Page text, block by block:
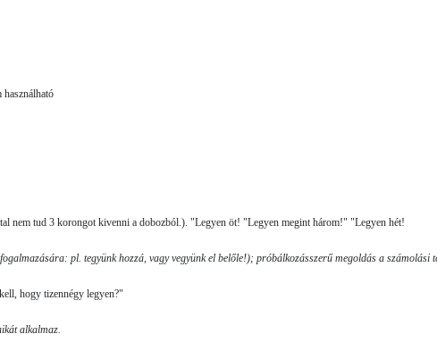
használható
nem tud 3 korongot kiven­ni a dobozból.). "Legyen öt! "Legyen megint három!" "Legyen hét!
pl. tegyünk hozzá, vagy vegyünk el belőle!); próbálkozásszerű megoldás a számolási
hogy tizennégy legyen?"
alkalmaz.